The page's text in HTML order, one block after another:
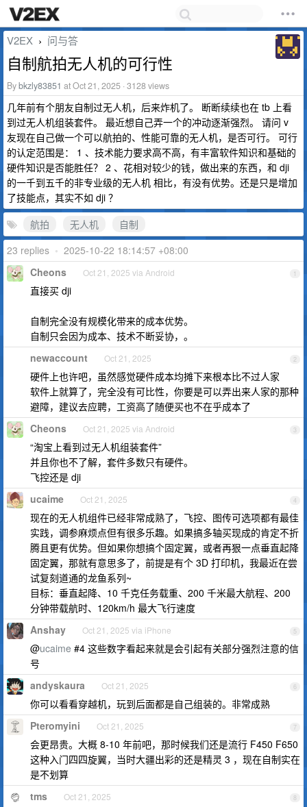
V2EX › 问与答
自制航拍无人机的可行性
Bybkzly83851 at Oct 21, 2025 · 3128 views
几年前有个朋友自制过无人机，后来炸机了。 断断续续也在 tb 上看
到过无人机组装套件。 最近想自己弄一个的冲动逐渐强烈。 请问 v
友现在自己做一个可以航拍的、性能可靠的无人机，是否可行。 可行
的认定范围是： 1 、技术能力要求高不高，有丰富软件知识和基础的
硬件知识是否能胜任？ 2 、花相对较少的钱，做出来的东西，和 dji
的一千到五千的非专业级的无人机 相比，有没有优势。还是只是增加
了技能点，其实不如 dji ？
航拍
无人机
自制
23 replies • 2025-10-22 18:14:57 +08:00
1
Cheons Oct 21, 2025 via Android
直接买 dji
自制完全没有规模化带来的成本优势。
自制只会因为成本、技术不断妥协，。
2
newaccount Oct 21, 2025
硬件上也许吧，虽然感觉硬件成本均摊下来根本比不过人家
软件上就算了，完全没有可比性，你要是可以弄出来人家的那种
避障，建议去应聘，工资高了随便买也不在乎成本了
3
Cheons Oct 21, 2025 via Android
“淘宝上看到过无人机组装套件”
并且你也不了解，套件多数只有硬件。
飞控还是 dji
4
ucaime Oct 21, 2025
现在的无人机组件已经非常成熟了，飞控、图传可选项都有最佳
实践，调参麻烦点但有很多乐趣。如果搞多轴买现成的肯定不折
腾且更有优势。但如果你想搞个固定翼，或者再狠一点垂直起降
固定翼，那就有意思多了，前提是有个 3D 打印机，我最近在尝
试复刻道通的龙鱼系列~
目标：垂直起降、10 千克任务载重、200 千米最大航程、200
分钟带载航时、120km/h 最大飞行速度
5
Anshay Oct 21, 2025 via iPhone
@ucaime #4 这些数字看起来就是会引起有关部分强烈注意的信
号
6
andyskaura Oct 21, 2025
你可以看看穿越机，玩到后面都是自己组装的。非常成熟
7
Pteromyini Oct 21, 2025
会更昂贵。大概 8-10 年前吧，那时候我们还是流行 F450 F650
这种入门四四旋翼，当时大疆出彩的还是精灵 3 ，现在自制实在
是不划算
8
tms Oct 21, 2025